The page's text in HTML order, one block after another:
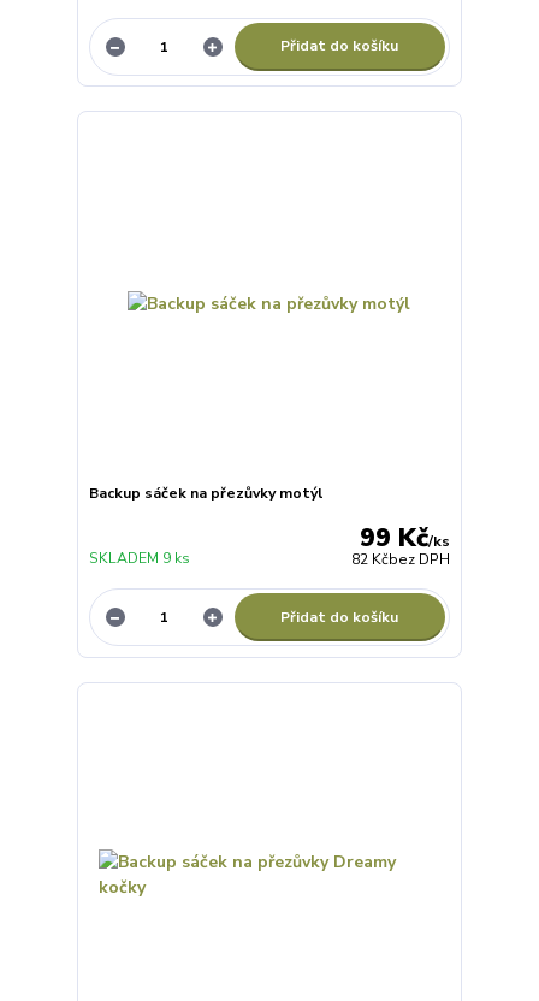
Přidat do košíku
Backup sáček na přezůvky motýl
99 Kč/ks
82 Kčbez DPH
SKLADEM 9 ks
Přidat do košíku